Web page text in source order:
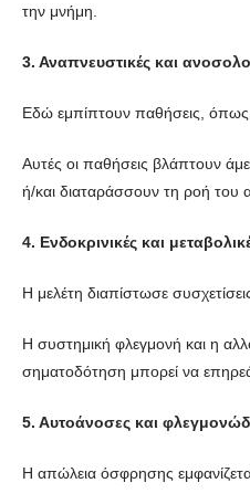
την μνήμη.
3. Αναπνευστικές και
Εδώ εμπίπτουν παθήσεις,
Αυτές οι παθήσεις βλάπτουν
ή/και διαταράσσουν τη ροή του
4. Ενδοκρινικές και
Η μελέτη διαπίστωσε
Η συστημική φλεγμονή και η
σηματοδότηση μπορεί να
5. Αυτοάνοσες και
Η απώλεια όσφρησης